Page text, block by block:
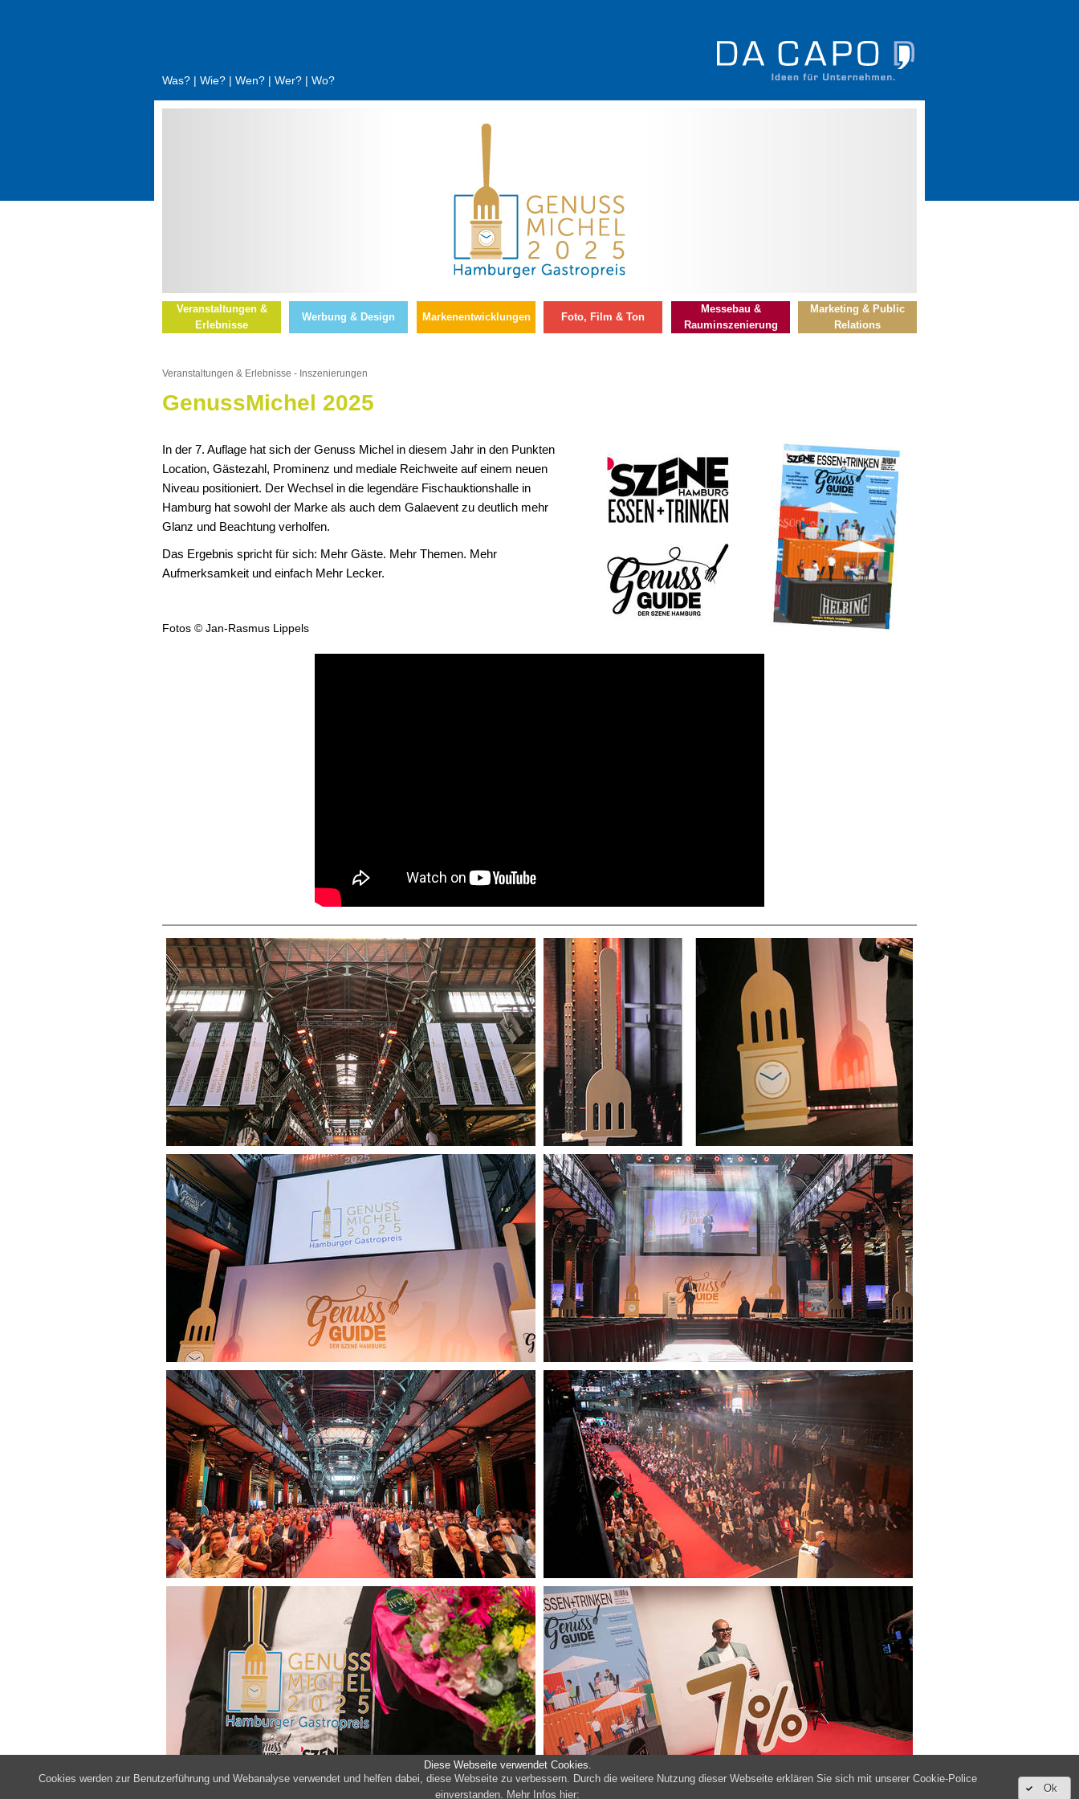
Diese Webseite verwendet Cookies.
Cookies werden zur Benutzerführung und Webanalyse verwendet und helfen dabei, diese Webseite zu verbessern. Durch die weitere Nutzung dieser Webseite erklären Sie sich mit unserer Cookie-Police
einverstanden. Mehr Infos hier:
Was? | Wie? | Wen? | Wer? | Wo?
Veranstaltungen &
Erlebnisse
Werbung & Design Markenentwicklungen Foto, Film & Ton
Messebau &
Rauminszenierung
Marketing & Public
Relations
Veranstaltungen & Erlebnisse - Inszenierungen
GenussMichel 2025
In der 7. Auflage hat sich der Genuss Michel in diesem Jahr in den Punkten
Location, Gästezahl, Prominenz und mediale Reichweite auf einem neuen
Niveau positioniert. Der Wechsel in die legendäre Fischauktionshalle in
Hamburg hat sowohl der Marke als auch dem Galaevent zu deutlich mehr
Glanz und Beachtung verholfen.
Das Ergebnis spricht für sich: Mehr Gäste. Mehr Themen. Mehr
Aufmerksamkeit und einfach Mehr Lecker.
Fotos © Jan-Rasmus Lippels